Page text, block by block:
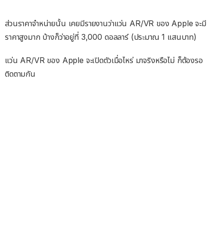
ส่วนราคาจำหน่ายนั้น เคยมีรายงานว่าแว่น AR/VR ของ Apple จะมี
ราคาสูงมาก บ้างก็ว่าอยู่ที่ 3,000 ดอลลาร์ (ประมาณ 1 แสนบาท)
แว่น AR/VR ของ Apple จะเปิดตัวเมื่อไหร่ มาจริงหรือไม่ ก็ต้องรอ
ติดตามกัน